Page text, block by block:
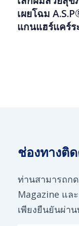
เผยโฉม
แกนแฮร์แคร์
ช่องทางติ
ท่านสามารถก
Magazine แล
เพียงยืนยันผ่า